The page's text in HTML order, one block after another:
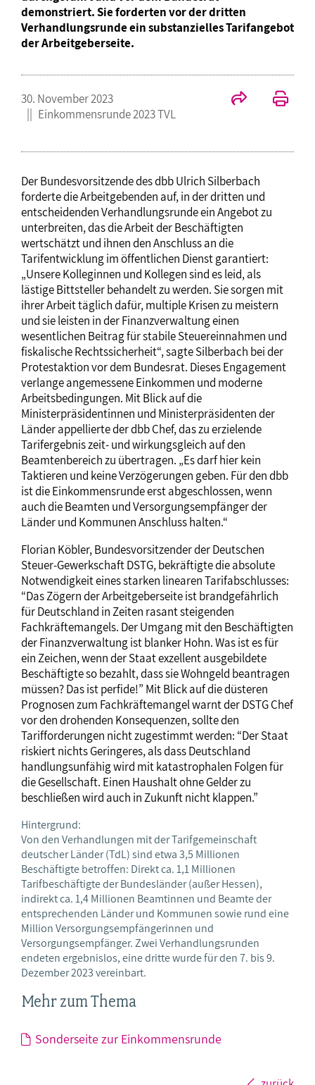
demonstriert. Sie forderten vor der dritten
Verhandlungsrunde ein substanzielles Tarifangebot
der Arbeitgeberseite.
30. November 2023
Einkommensrunde 2023 TVL
Der Bundesvorsitzende des dbb Ulrich Silberbach
forderte die Arbeitgebenden auf, in der dritten und
entscheidenden Verhandlungsrunde ein Angebot zu
unterbreiten, das die Arbeit der Beschäftigten
wertschätzt und ihnen den Anschluss an die
Tarifentwicklung im öffentlichen Dienst garantiert:
„Unsere Kolleginnen und Kollegen sind es leid, als
lästige Bittsteller behandelt zu werden. Sie sorgen mit
ihrer Arbeit täglich dafür, multiple Krisen zu meistern
und sie leisten in der Finanzverwaltung einen
wesentlichen Beitrag für stabile Steuereinnahmen und
fiskalische Rechtssicherheit“, sagte Silberbach bei der
Protestaktion vor dem Bundesrat. Dieses Engagement
verlange angemessene Einkommen und moderne
Arbeitsbedingungen. Mit Blick auf die
Ministerpräsidentinnen und Ministerpräsidenten der
Länder appellierte der dbb Chef, das zu erzielende
Tarifergebnis zeit- und wirkungsgleich auf den
Beamtenbereich zu übertragen. „Es darf hier kein
Taktieren und keine Verzögerungen geben. Für den dbb
ist die Einkommensrunde erst abgeschlossen, wenn
auch die Beamten und Versorgungsempfänger der
Länder und Kommunen Anschluss halten.“
Florian Köbler, Bundesvorsitzender der Deutschen
Steuer-Gewerkschaft DSTG, bekräftigte die absolute
Notwendigkeit eines starken linearen Tarifabschlusses:
“Das Zögern der Arbeitgeberseite ist brandgefährlich
für Deutschland in Zeiten rasant steigenden
Fachkräftemangels. Der Umgang mit den Beschäftigten
der Finanzverwaltung ist blanker Hohn. Was ist es für
ein Zeichen, wenn der Staat exzellent ausgebildete
Beschäftigte so bezahlt, dass sie Wohngeld beantragen
müssen? Das ist perfide!” Mit Blick auf die düsteren
Prognosen zum Fachkräftemangel warnt der DSTG Chef
vor den drohenden Konsequenzen, sollte den
Tarifforderungen nicht zugestimmt werden: “Der Staat
riskiert nichts Geringeres, als dass Deutschland
handlungsunfähig wird mit katastrophalen Folgen für
die Gesellschaft. Einen Haushalt ohne Gelder zu
beschließen wird auch in Zukunft nicht klappen.”
Hintergrund:
Von den Verhandlungen mit der Tarifgemeinschaft
deutscher Länder (TdL) sind etwa 3,5 Millionen
Beschäftigte betroffen: Direkt ca. 1,1 Millionen
Tarifbeschäftigte der Bundesländer (außer Hessen),
indirekt ca. 1,4 Millionen Beamtinnen und Beamte der
entsprechenden Länder und Kommunen sowie rund eine
Million Versorgungsempfängerinnen und
Versorgungsempfänger. Zwei Verhandlungsrunden
endeten ergebnislos, eine dritte wurde für den 7. bis 9.
Dezember 2023 vereinbart.
Mehr zum Thema
Sonderseite zur Einkommensrunde